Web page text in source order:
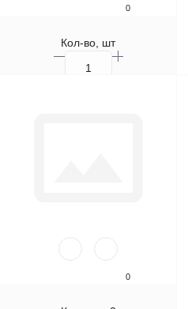
0
Кол-во, шт
0